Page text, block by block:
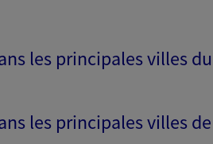
les principales villes
les principales villes